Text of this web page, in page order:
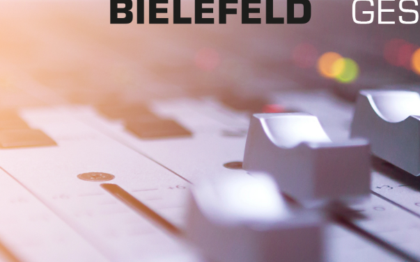
Mon - Fri 8:00am - 5:00pm
(GMT +1)